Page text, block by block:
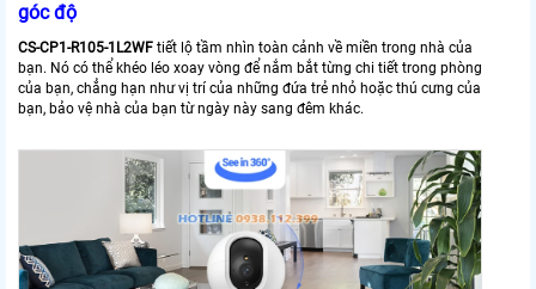
góc độ
CS-CP1-R105-1L2WF tiết lộ tầm nhìn toàn cảnh về miền trong nhà của
bạn. Nó có thể khéo léo xoay vòng để nắm bắt từng chi tiết trong phòng
của bạn, chẳng hạn như vị trí của những đứa trẻ nhỏ hoặc thú cưng của
bạn, bảo vệ nhà của bạn từ ngày này sang đêm khác.